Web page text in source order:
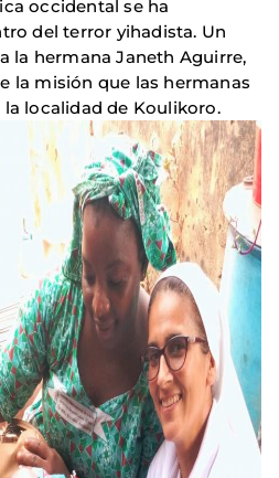
occidental se ha
del terror yihadista. Un
la hermana Janeth Aguirre,
la misión que las hermanas
localidad de Koulikoro.